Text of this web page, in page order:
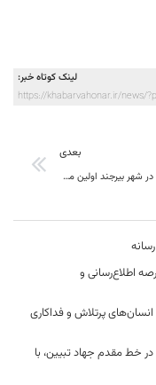
لینک کوتاه خبر:
https://khabarvahonar.ir/news/
بعدی
خانه شریف در شهر بیرجند اولین مقصد بازدید گردشگری ملانوری استاندار خراسان جنوبی در جمعه زمستانی
اطلاع‌رسانی و
انسان‌های پرتلاش و فداکاری
خط مقدم جهاد تبیین، با